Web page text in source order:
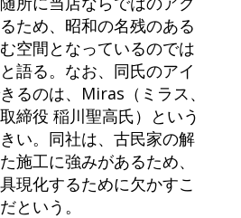
ため、昭和の名残のある
空間となっているのでは
語る。なお、同氏のアイ
るのは、Miras（ミラス、
締役 稲川聖高氏）という
い。同社は、古民家の解
施工に強みがあるため、
現化するために欠かすこ
という。